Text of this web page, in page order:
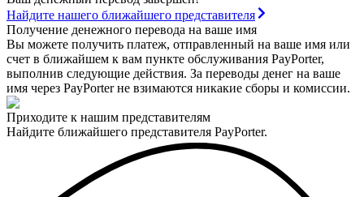
Найдите нашего ближайшего представителя
Получение денежного перевода на ваше имя
Вы можете получить платеж, отправленный на ваше имя или
счет в ближайшем к вам пункте обслуживания PayPorter,
выполнив следующие действия. За переводы денег на ваше
имя через PayPorter не взимаются никакие сборы и комиссии.
Приходите к нашим представителям
Найдите ближайшего представителя PayPorter.